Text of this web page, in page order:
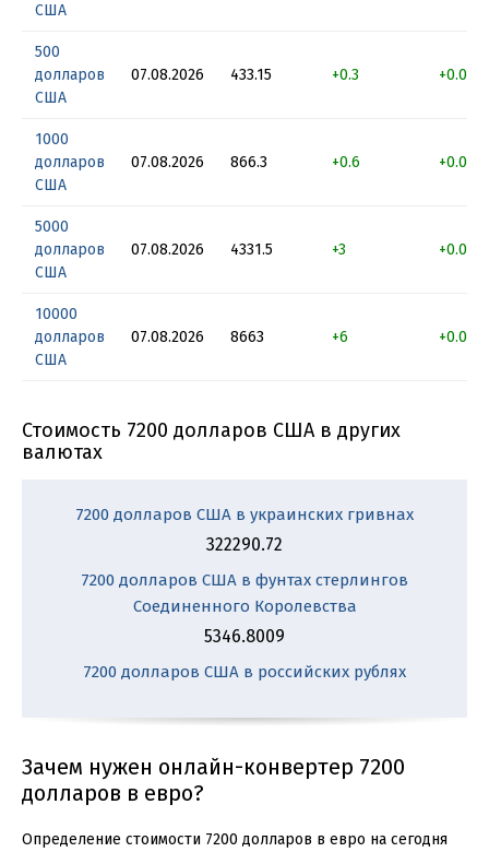
США
500
долларов
США
07.08.2026 433.15 +0.3
1000
долларов
США
07.08.2026 866.3 +0.6
5000
долларов
США
07.08.2026 4331.5 +3
10000
долларов
США
07.08.2026 8663 +6
Стоимость 7200 долларов США в других
валютах
7200 долларов США в украинских гривнах
322290.72
7200 долларов США в фунтах стерлингов
Соединенного Королевства
5346.8009
7200 долларов США в российских рублях
Зачем нужен онлайн-конвертер 7200
долларов в евро?
Определение стоимости 7200 долларов в евро на сегодня